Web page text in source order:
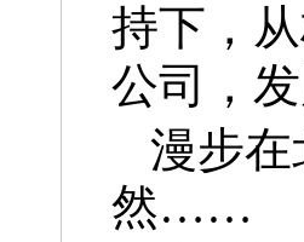
持下，
公司，
漫步在
然……